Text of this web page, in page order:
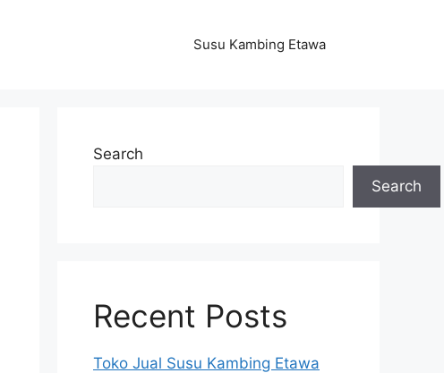
Susu Kambing Etawa
Search
Search
Recent Posts
Toko Jual Susu Kambing Etawa